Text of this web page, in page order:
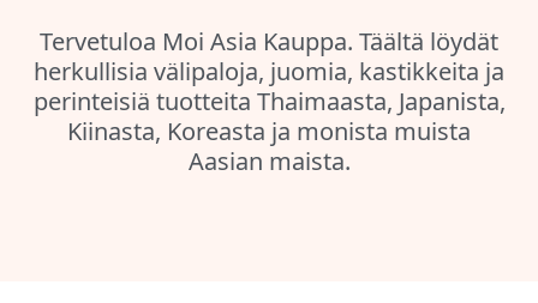
Tervetuloa Moi Asia Kauppa. Täältä löydät
herkullisia välipaloja, juomia, kastikkeita ja
perinteisiä tuotteita Thaimaasta, Japanista,
Kiinasta, Koreasta ja monista muista
Aasian maista.